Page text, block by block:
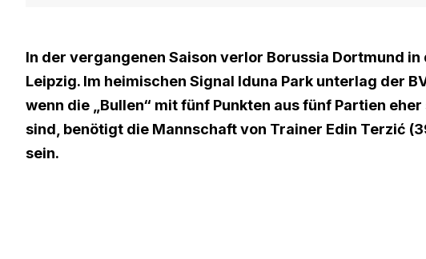
In der vergangenen Saison verlor Borussia Dortmund
Leipzig. Im heimischen Signal Iduna Park unterlag der
wenn die „Bullen“ mit fünf Punkten aus fünf Partien
sind, benötigt die Mannschaft von Trainer Edin Terzić
sein.